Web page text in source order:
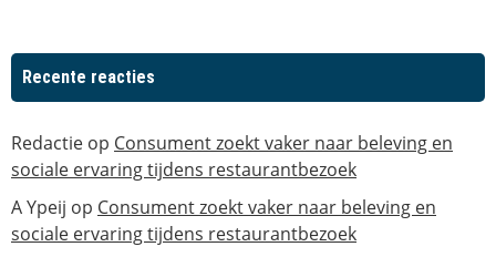
Recente reacties
Redactie op Consument zoekt vaker naar beleving en
sociale ervaring tijdens restaurantbezoek
A Ypeij op Consument zoekt vaker naar beleving en
sociale ervaring tijdens restaurantbezoek